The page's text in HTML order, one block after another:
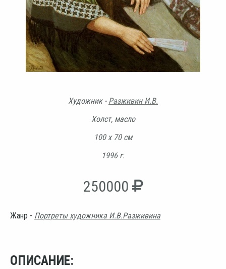
Художник - Разживин И.В.
Холст, масло
100 х 70 см
1996 г.
250000
Жанр - Портреты художника И.В.Разживина
ОПИСАНИЕ: